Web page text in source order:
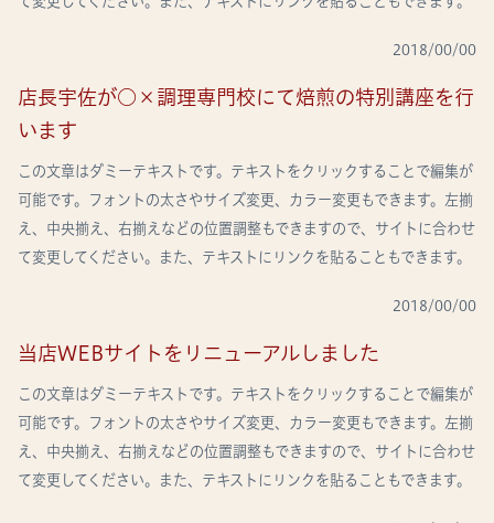
2018/00/00
店長宇佐が○×調理専門校にて焙煎の特別講座を行
います
この文章はダミーテキストです。テキストをクリックすることで編集が
可能です。フォントの太さやサイズ変更、カラー変更もできます。左揃
え、中央揃え、右揃えなどの位置調整もできますので、サイトに合わせ
て変更してください。また、テキストにリンクを貼ることもできます。
2018/00/00
当店WEBサイトをリニューアルしました
この文章はダミーテキストです。テキストをクリックすることで編集が
可能です。フォントの太さやサイズ変更、カラー変更もできます。左揃
え、中央揃え、右揃えなどの位置調整もできますので、サイトに合わせ
て変更してください。また、テキストにリンクを貼ることもできます。